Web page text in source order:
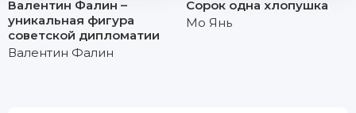
Валентин Фалин –
уникальная фигура
советской дипломатии
Валентин Фалин
Сорок одна хлопушка
Мо Янь